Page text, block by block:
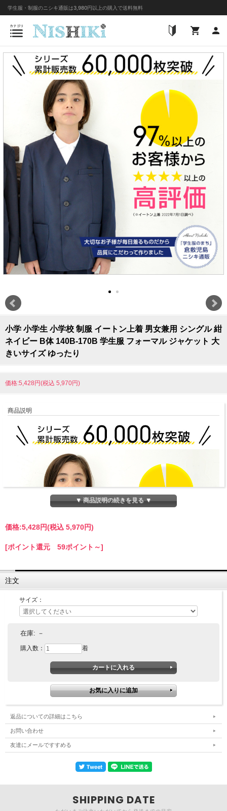
小学 小学生 小学校 制服 イートン上着 男女兼用 シングル 紺
ネイビー B体 140B-170B 学生服 フォーマル ジャケット 大
きいサイズ ゆったり
価格:5,428円(税込 5,970円)
商品説明
▼ 商品説明の続きを見る ▼
価格:5,428円(税込 5,970円)
[ポイント還元 59ポイント～]
注文
サイズ：
在庫: －
購入数： 着
返品についての詳細はこちら
お問い合わせ
友達にメールですすめる